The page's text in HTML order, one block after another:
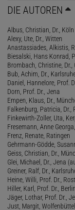
DIE AUTOREN
Albus, Christian, Dr., Köln
Alexy, Ute, Dr., Witten
Anastassiades, Alkistis,
Biesalski, Hans Konrad,
Brombach, Christine, Dr.,
Bub, Achim, Dr.,
Daniel, Hannelore, Prof.
Dorn, Prof. Dr., Jena
Empen, Klaus, Dr.,
Falkenburg, Patricia, Dr.,
Finkewirth-Zoller, Uta,
Fresemann, Anne
Frenz, Renate, Ratingen
Gehrmann-Gödde,
Geiss, Christian, Dr.,
Glei, Michael, Dr., Jena
Greiner, Ralf, Dr.,
Heine, Willi, Prof. Dr.,
Hiller, Karl, Prof. Dr.,
Jäger, Lothar, Prof. Dr.,
Just, Margit, Wolfenbüttel